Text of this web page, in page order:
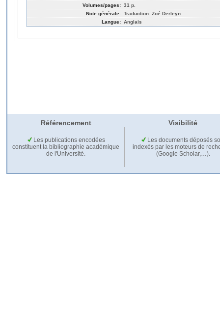
Volumes/pages: 31 p.
Note générale: Traduction: Zoé Derleyn
Langue: Anglais
Référencement Visibilité
Les publications encodées
constituent la bibliographie académique
de l'Université.
Les documents déposés
indexés par les moteurs de
(Google Scholar,…).